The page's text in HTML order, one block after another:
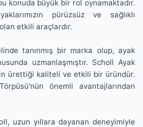
konuda büyük bir rol oynamaktadır.
pürüzsüz ve sağlıklı
etkili araçlardır.
tanınmış bir marka olup, ayak
uzmanlaşmıştır. Scholl Ayak
ürettiği kaliteli ve etkili bir üründür.
önemli avantajlarından
uzun yıllara dayanan deneyimiyle